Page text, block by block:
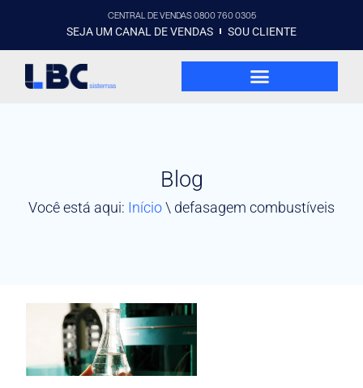
CENTRAL DE VENDAS 0800 760 0305
SEJA UM CANAL DE VENDAS SOU CLIENTE
Blog
Você está aqui: Início\ defasagem combustíveis